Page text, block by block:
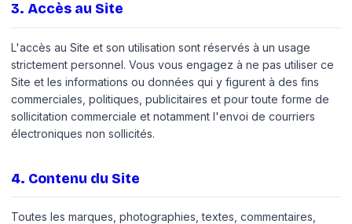
3. Accès au Site
L'accès au Site et son utilisation sont réservés à un usage
strictement personnel. Vous vous engagez à ne pas utiliser ce
Site et les informations ou données qui y figurent à des fins
commerciales, politiques, publicitaires et pour toute forme de
sollicitation commerciale et notamment l'envoi de courriers
électroniques non sollicités.
4. Contenu du Site
Toutes les marques, photographies, textes, commentaires,